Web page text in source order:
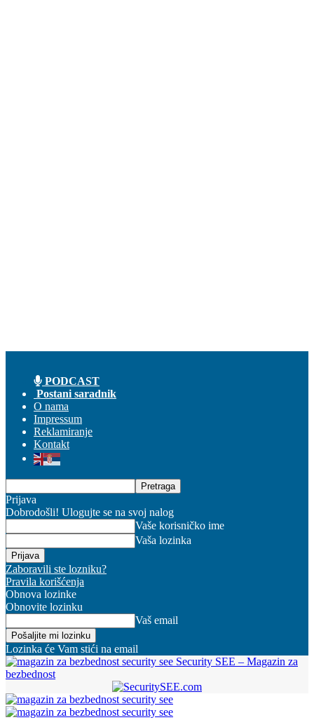
PODCAST
Postani saradnik
O nama
Impressum
Reklamiranje
Kontakt
Prijava
Dobrodošli! Ulogujte se na svoj nalog
Vaše korisničko ime
Vaša lozinka
Zaboravili ste lozniku?
Pravila korišćenja
Obnova lozinke
Obnovite lozinku
Vaš email
Lozinka će Vam stići na email
Security SEE – Magazin za
bezbednost